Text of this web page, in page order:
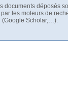
documents déposés
les moteurs de
(Google Scholar,…).